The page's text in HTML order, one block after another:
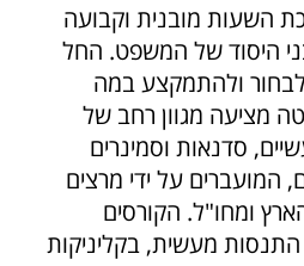
השעות מובנית וקבועה
היסוד של המשפט. החל
ולהתמקצע במה
מציעה מגוון רחב של
סדנאות וסמינרים
המועברים על ידי מרצים
ומחו"ל. הקורסים
מעשית, בקליניקות